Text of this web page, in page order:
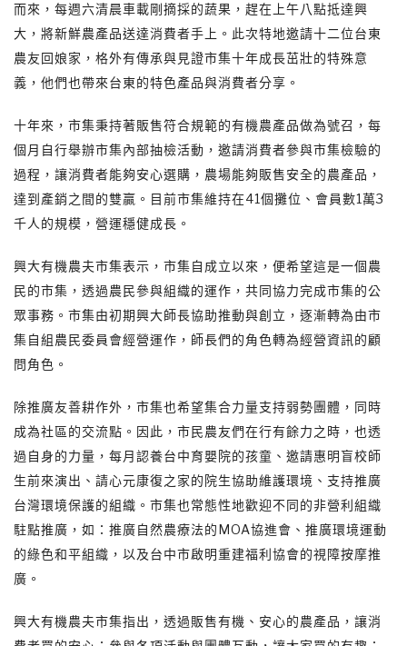
而來，每週六清晨車載剛摘採的蔬果，趕在上午八點抵達興
大，將新鮮農產品送達消費者手上。此次特地邀請十二位台東
農友回娘家，格外有傳承與見證市集十年成長茁壯的特殊意
義，他們也帶來台東的特色產品與消費者分享。
十年來，市集秉持著販售符合規範的有機農產品做為號召，每
個月自行舉辦市集內部抽檢活動，邀請消費者參與市集檢驗的
過程，讓消費者能夠安心選購，農場能夠販售安全的農產品，
達到產銷之間的雙贏。目前市集維持在41個攤位、會員數1萬3
千人的規模，營運穩健成長。
興大有機農夫市集表示，市集自成立以來，便希望這是一個農
民的市集，透過農民參與組織的運作，共同協力完成市集的公
眾事務。市集由初期興大師長協助推動與創立，逐漸轉為由市
集自組農民委員會經營運作，師長們的角色轉為經營資訊的顧
問角色。
除推廣友善耕作外，市集也希望集合力量支持弱勢團體，同時
成為社區的交流點。因此，市民農友們在行有餘力之時，也透
過自身的力量，每月認養台中育嬰院的孩童、邀請惠明盲校師
生前來演出、請心元康復之家的院生協助維護環境、支持推廣
台灣環境保護的組織。市集也常態性地歡迎不同的非營利組織
駐點推廣，如：推廣自然農療法的MOA協進會、推廣環境運動
的綠色和平組織，以及台中市啟明重建福利協會的視障按摩推
廣。
興大有機農夫市集指出，透過販售有機、安心的農產品，讓消